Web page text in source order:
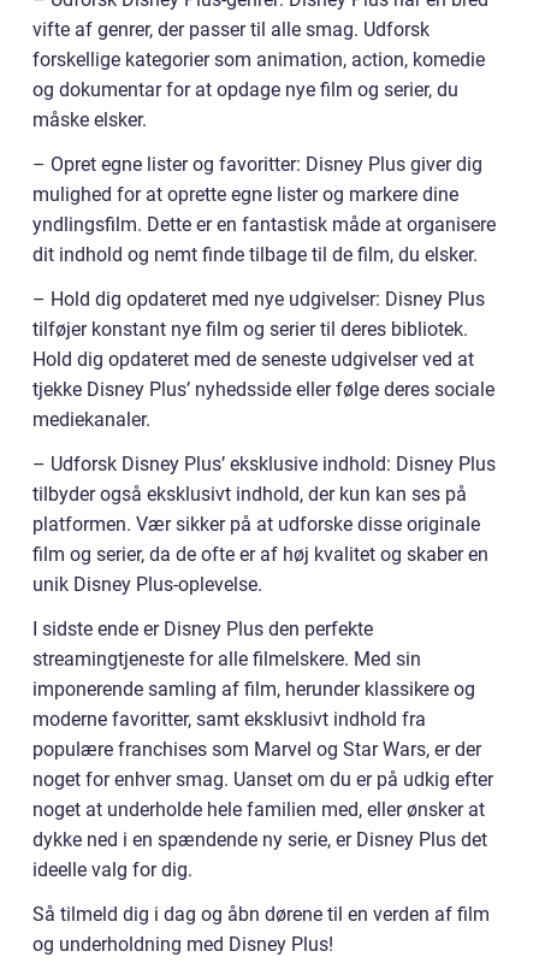
vifte af genrer, der passer til alle smag. Udforsk
forskellige kategorier som animation, action, komedie
og dokumentar for at opdage nye film og serier, du
måske elsker.
– Opret egne lister og favoritter: Disney Plus giver dig
mulighed for at oprette egne lister og markere dine
yndlingsfilm. Dette er en fantastisk måde at organisere
dit indhold og nemt finde tilbage til de film, du elsker.
– Hold dig opdateret med nye udgivelser: Disney Plus
tilføjer konstant nye film og serier til deres bibliotek.
Hold dig opdateret med de seneste udgivelser ved at
tjekke Disney Plus’ nyhedsside eller følge deres sociale
mediekanaler.
– Udforsk Disney Plus’ eksklusive indhold: Disney Plus
tilbyder også eksklusivt indhold, der kun kan ses på
platformen. Vær sikker på at udforske disse originale
film og serier, da de ofte er af høj kvalitet og skaber en
unik Disney Plus-oplevelse.
I sidste ende er Disney Plus den perfekte
streamingtjeneste for alle filmelskere. Med sin
imponerende samling af film, herunder klassikere og
moderne favoritter, samt eksklusivt indhold fra
populære franchises som Marvel og Star Wars, er der
noget for enhver smag. Uanset om du er på udkig efter
noget at underholde hele familien med, eller ønsker at
dykke ned i en spændende ny serie, er Disney Plus det
ideelle valg for dig.
Så tilmeld dig i dag og åbn dørene til en verden af film
og underholdning med Disney Plus!